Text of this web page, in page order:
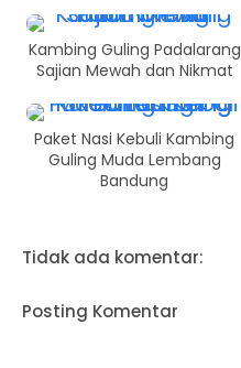
Kambing Guling Padalarang
Sajian Mewah dan Nikmat
Paket Nasi Kebuli Kambing
Guling Muda Lembang
Bandung
Tidak ada komentar:
Posting Komentar